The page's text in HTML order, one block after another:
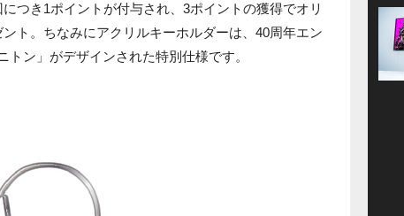
つき1ポイントが付与され、3ポイントの獲得でオリ
ト。ちなみにアクリルキーホルダーは、40周年エン
ン」がデザインされた特別仕様です。